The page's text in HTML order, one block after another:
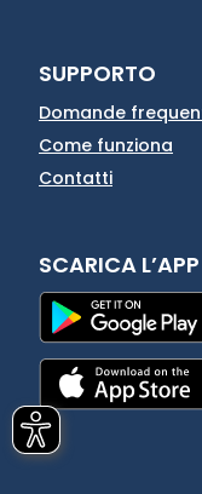
SUPPORTO
Domande
Come funziona
Contatti
SCARICA L’APP